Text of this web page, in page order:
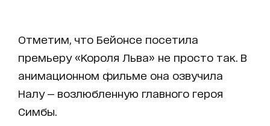
Отметим, что Бейонсе посетила
премьеру «Короля Льва» не просто так. В
анимационном фильме она озвучила
Налу — возлюбленную главного героя
Симбы.